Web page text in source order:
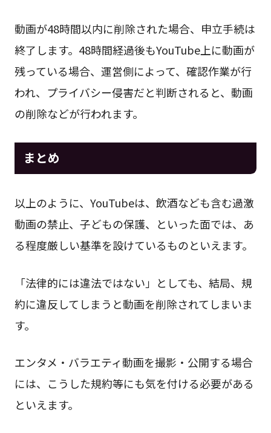
動画が48時間以内に削除された場合、申立手続は
終了します。48時間経過後もYouTube上に動画が
残っている場合、運営側によって、確認作業が行
われ、プライバシー侵害だと判断されると、動画
の削除などが行われます。
まとめ
以上のように、YouTubeは、飲酒なども含む過激
動画の禁止、子どもの保護、といった面では、あ
る程度厳しい基準を設けているものといえます。
「法律的には違法ではない」としても、結局、規
約に違反してしまうと動画を削除されてしまいま
す。
エンタメ・バラエティ動画を撮影・公開する場合
には、こうした規約等にも気を付ける必要がある
といえます。